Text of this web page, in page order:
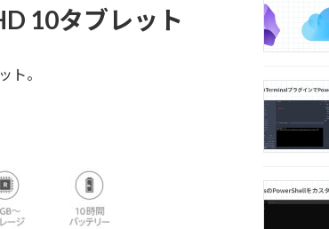
10タブレット
ト。